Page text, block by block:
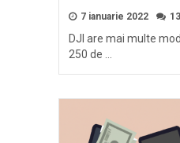
7 ianuarie 2022
DJI are mai multe
250 de …